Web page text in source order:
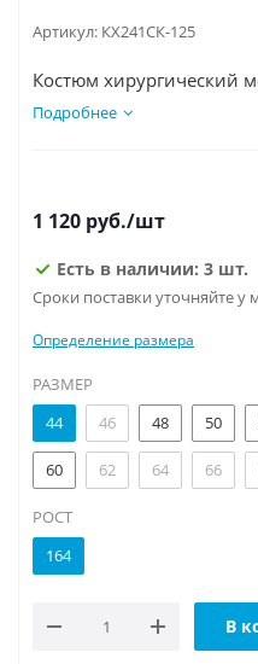
Артикул: КХ241СК-125
Костюм хирургический
Подробнее
1 120 руб./шт
Есть в наличии: 3 шт.
Сроки поставки уточняйте у
Определение размера
РАЗМЕР
44
46 48 50
60 62 64 66
РОСТ
164
В